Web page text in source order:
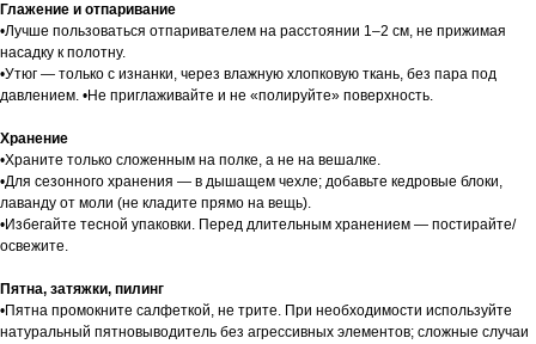
Глажение и отпаривание
•Лучше пользоваться отпаривателем на расстоянии 1–2 см, не прижимая
насадку к полотну.
•Утюг — только с изнанки, через влажную хлопковую ткань, без пара под
давлением. •Не приглаживайте и не «полируйте» поверхность.
Хранение
•Храните только сложенным на полке, а не на вешалке.
•Для сезонного хранения — в дышащем чехле; добавьте кедровые блоки,
лаванду от моли (не кладите прямо на вещь).
•Избегайте тесной упаковки. Перед длительным хранением — постирайте/
освежите.
Пятна, затяжки, пилинг
•Пятна промокните салфеткой, не трите. При необходимости используйте
натуральный пятновыводитель без агрессивных элементов; сложные случаи